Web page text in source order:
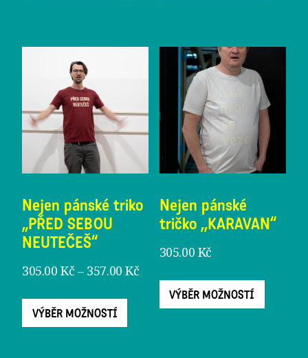
variant.
Možnosti
vybrat
na
stránce
lze
vybrat
na
Nejen pánské triko
„PŘED SEBOU
NEUTEČEŠ“
305.00Kč – 357.00KčRozpětí
305.00 Kč
VÝBĚR MOŽNOSTÍ
Tento
Nejen pánské
tričko ,,KARAVAN“
305.00 Kč
VÝBĚR MOŽNOSTÍ
Tento